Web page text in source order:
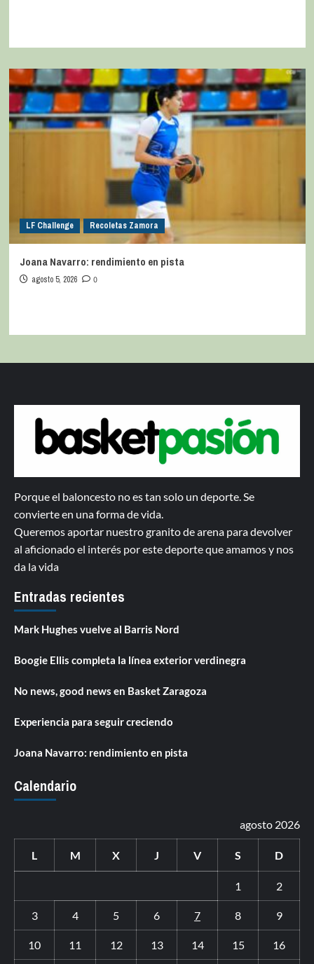
LF Challenge Recoletas Zamora
Joana Navarro: rendimiento en pista
agosto 5, 2026 0
Porque el baloncesto no es tan solo un deporte. Se
convierte en una forma de vida.
Queremos aportar nuestro granito de arena para devolver
al aficionado el interés por este deporte que amamos y nos
da la vida
Entradas recientes
Mark Hughes vuelve al Barris Nord
Boogie Ellis completa la línea exterior verdinegra
No news, good news en Basket Zaragoza
Experiencia para seguir creciendo
Joana Navarro: rendimiento en pista
Calendario
agosto 2026
L M X J V S D
1 2
3 4 5 6 7 8 9
10 11 12 13 14 15 16